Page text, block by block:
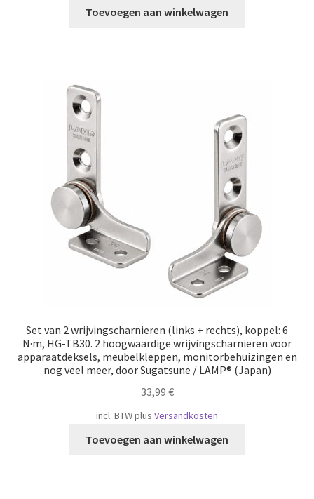
Toevoegen aan winkelwagen
Set van 2 wrijvingscharnieren (links + rechts), koppel: 6
N·m, HG-TB30. 2 hoogwaardige wrijvingscharnieren voor
apparaatdeksels, meubelkleppen, monitorbehuizingen en
nog veel meer, door Sugatsune / LAMP® (Japan)
33,99 €
incl. BTWplus Versandkosten
Toevoegen aan winkelwagen